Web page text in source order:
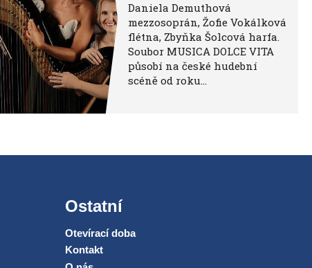
Daniela Demuthová
mezzosoprán, Žofie Vokálková
flétna, Zbyňka Šolcová harfa.
Soubor MUSICA DOLCE VITA
působí na české hudební
scéně od roku…
Ostatní
Otevírací doba
Kontakt